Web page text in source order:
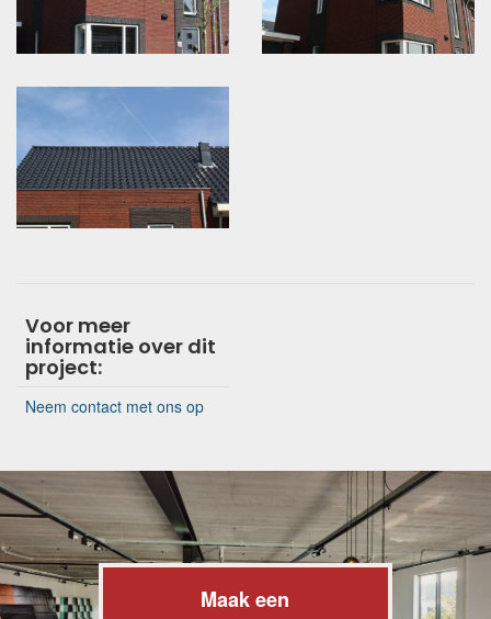
Voor meer
informatie over dit
project:
Neem contact met ons op
Maak een